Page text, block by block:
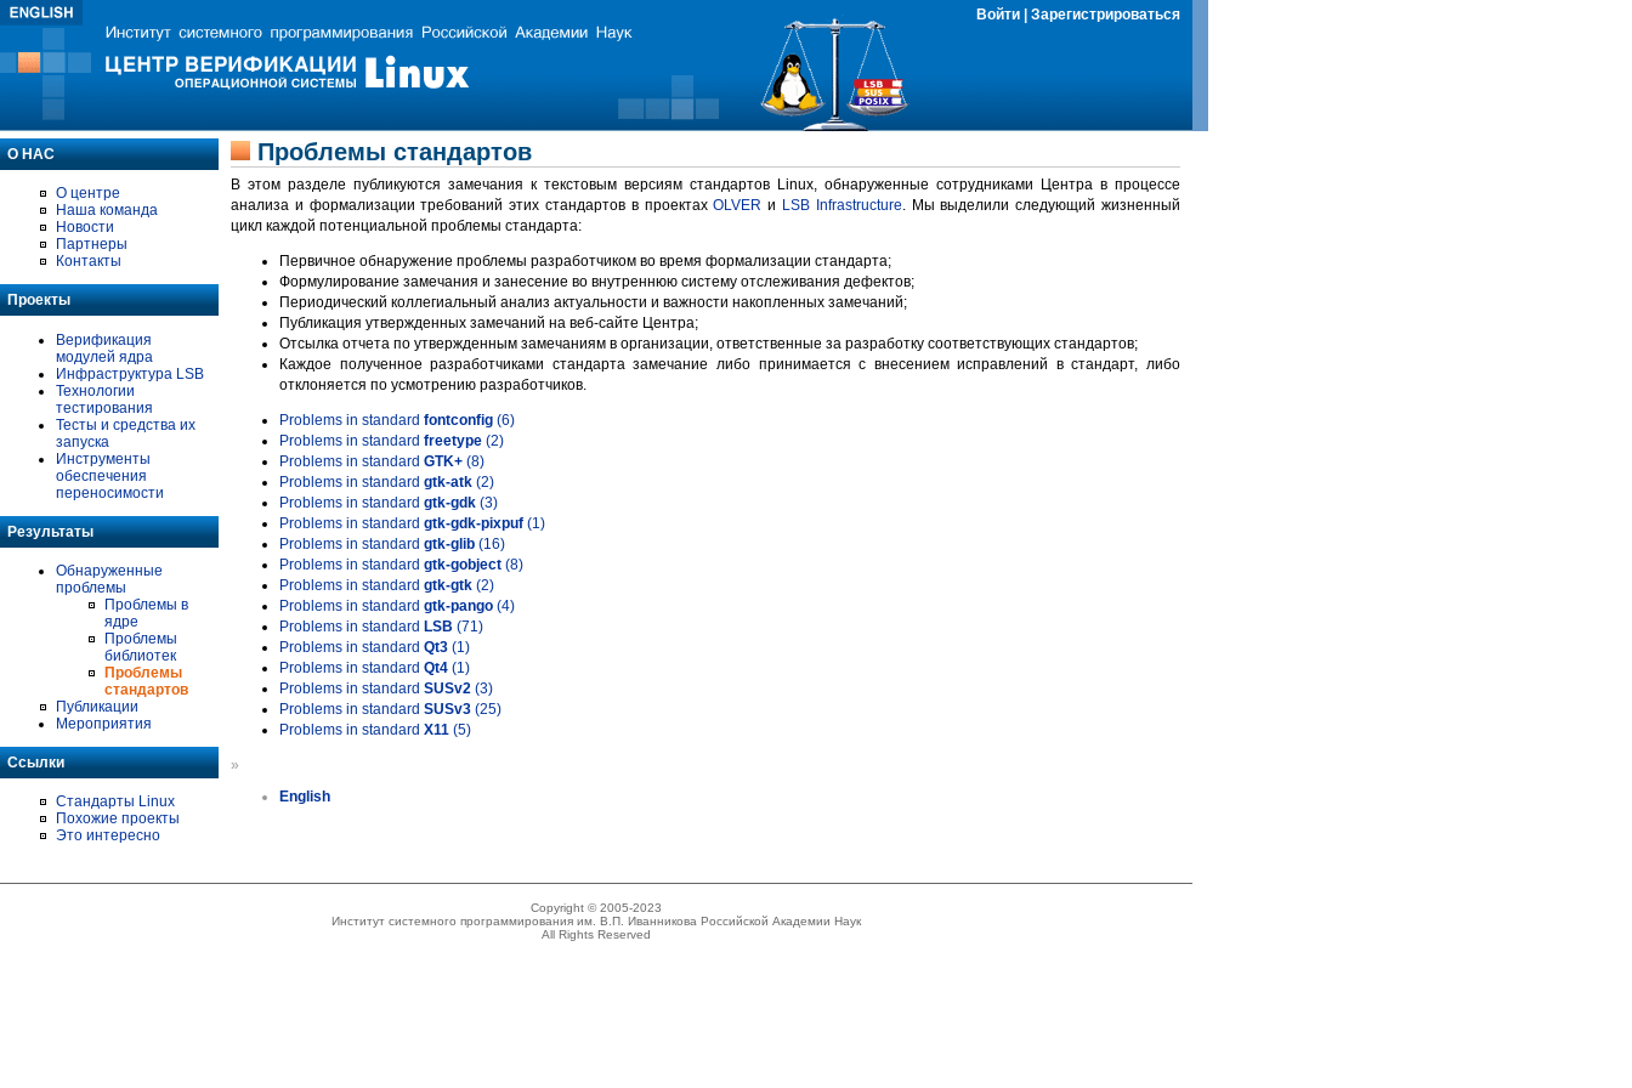
Войти Зарегистрироваться
О НАС
О центре
Наша команда
Новости
Партнеры
Контакты
Проекты
Верификация
модулей ядра
Инфраструктура LSB
Технологии
тестирования
Тесты и средства их
запуска
Инструменты
обеспечения
переносимости
Результаты
Обнаруженные
проблемы
Проблемы в
ядре
Проблемы
библиотек
Проблемы
стандартов
Публикации
Мероприятия
Ссылки
Стандарты Linux
Похожие проекты
Это интересно
Проблемы стандартов
В этом разделе публикуются замечания к текстовым версиям стандартов Linux, обнаруженные сотрудниками Центра в процессе
анализа и формализации требований этих стандартов в проектахOLVER и LSB Infrastructure. Мы выделили следующий жизненный
цикл каждой потенциальной проблемы стандарта:
Первичное обнаружение проблемы разработчиком во время формализации стандарта;
Формулирование замечания и занесение во внутреннюю систему отслеживания дефектов;
Периодический коллегиальный анализ актуальности и важности накопленных замечаний;
Публикация утвержденных замечаний на веб-сайте Центра;
Отсылка отчета по утвержденным замечаниям в организации, ответственные за разработку соответствующих стандартов;
Каждое полученное разработчиками стандарта замечание либо принимается с внесением исправлений в стандарт, либо
отклоняется по усмотрению разработчиков.
Problems in standard fontconfig (6)
Problems in standard freetype (2)
Problems in standard GTK+ (8)
Problems in standard gtk-atk (2)
Problems in standard gtk-gdk (3)
Problems in standard gtk-gdk-pixpuf (1)
Problems in standard gtk-glib (16)
Problems in standard gtk-gobject (8)
Problems in standard gtk-gtk (2)
Problems in standard gtk-pango (4)
Problems in standard LSB (71)
Problems in standard Qt3 (1)
Problems in standard Qt4 (1)
Problems in standard SUSv2 (3)
Problems in standard SUSv3 (25)
Problems in standard X11 (5)
»
English
Copyright © 2005-2023
Институт системного программирования им. В.П. Иванникова Российской Академии Наук
All Rights Reserved